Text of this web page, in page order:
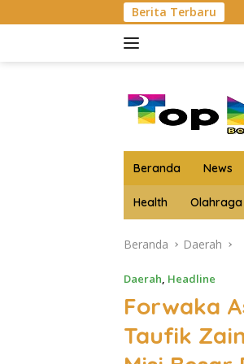
ke
Berita Terbaru
Beranda News
Health Olahraga
Beranda Daerah
Daerah, Headline
Forwaka
Taufik